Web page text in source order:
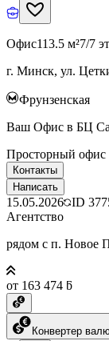
Офис113.5 м²7/7
г. Минск, ул.
Фрунзенская
Ваш Офис в БЦ
Просторный офис
Контакты
Написать
15.05.2026 ID
Агентство
рядом с п. Новое
от 163 474 ƃ
Конвертер